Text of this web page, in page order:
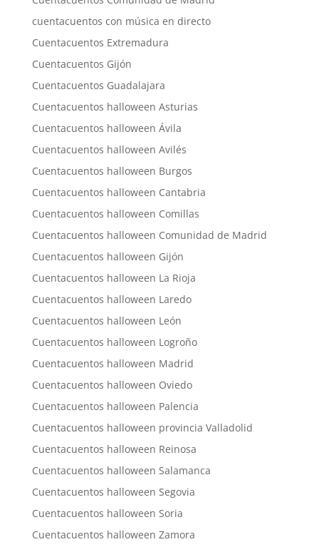
cuentacuentos con música en directo
Cuentacuentos Extremadura
Cuentacuentos Gijón
Cuentacuentos Guadalajara
Cuentacuentos halloween Asturias
Cuentacuentos halloween Ávila
Cuentacuentos halloween Avilés
Cuentacuentos halloween Burgos
Cuentacuentos halloween Cantabria
Cuentacuentos halloween Comillas
Cuentacuentos halloween Comunidad de Madrid
Cuentacuentos halloween Gijón
Cuentacuentos halloween La Rioja
Cuentacuentos halloween Laredo
Cuentacuentos halloween León
Cuentacuentos halloween Logroño
Cuentacuentos halloween Madrid
Cuentacuentos halloween Oviedo
Cuentacuentos halloween Palencia
Cuentacuentos halloween provincia Valladolid
Cuentacuentos halloween Reinosa
Cuentacuentos halloween Salamanca
Cuentacuentos halloween Segovia
Cuentacuentos halloween Soria
Cuentacuentos halloween Zamora